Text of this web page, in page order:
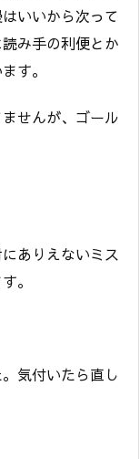
いいから次って
み手の利便とか
す。
せんが、ゴール
ありえないミス
。
気付いたら直し